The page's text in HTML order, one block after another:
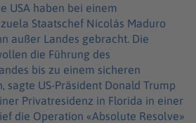
USA haben bei einem
Staatschef Nicolás Maduro
außer Landes gebracht. Die
die Führung des
bis zu einem sicheren
sagte US-Präsident Donald Trump
Privatresidenz in Florida in einer
die Operation «Absolute Resolve»